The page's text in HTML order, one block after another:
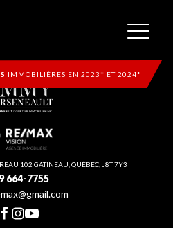
IMMOBILIÈRES EN 2023* ET 2024*
102 GATINEAU, QUÉBEC, J8T 7Y3
664-7755